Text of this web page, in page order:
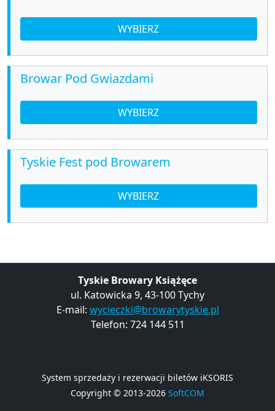
WYBIERZ
Browar Pod Gwiazdami
WYBIERZ
Tyskie Fest pod Browarem
WYBIERZ
Tyskie Browary Książęce
ul. Katowicka 9, 43-100 Tychy
E-mail: wycieczki@browarytyskie.pl
Telefon: 724 144 511
System sprzedaży i rezerwacji biletów iKSORIS
Copyright © 2013-2026 SoftCOM